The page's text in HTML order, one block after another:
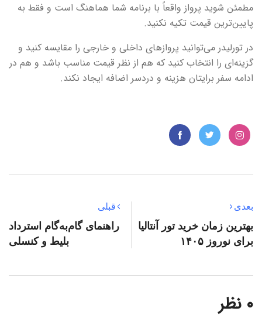
مطمئن شوید پرواز واقعاً با برنامه شما هماهنگ است و فقط به
پایین‌ترین قیمت تکیه نکنید.
در تورلیدر می‌توانید پروازهای داخلی و خارجی را مقایسه کنید و
گزینه‌ای را انتخاب کنید که هم از نظر قیمت مناسب باشد و هم در
ادامه سفر برایتان هزینه و دردسر اضافه ایجاد نکند.
قبلی
راهنمای گام‌به‌گام استرداد
بلیط و کنسلی
بعدی
بهترین زمان خرید تور آنتالیا
برای نوروز ۱۴۰۵
۰ نظر